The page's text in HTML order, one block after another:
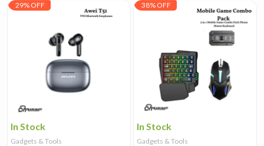
29% OFF
In Stock
Gadgets & Tools
38% OFF
In Stock
Gadgets & Tools